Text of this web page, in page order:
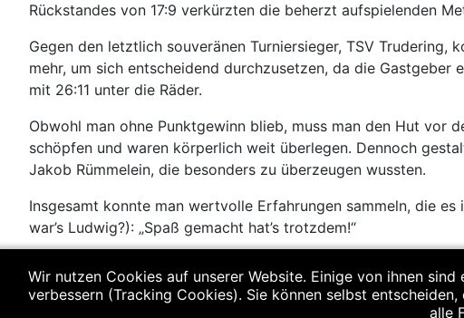
Rückstandes von 17:9 verkürzten die beherzt aufspielenden
Gegen den letztlich souveränen Turniersieger, TSV
mehr, um sich entscheidend durchzusetzen, da die
mit 26:11 unter die Räder.
Obwohl man ohne Punktgewinn blieb, muss man den Hut vor
schöpfen und waren körperlich weit überlegen. Dennoch
Jakob Rümmelein, die besonders zu überzeugen wussten.
Insgesamt konnte man wertvolle Erfahrungen sammeln, die
war’s Ludwig?): „Spaß gemacht hat’s trotzdem!“
Es spielten: Tor: Maxi Blüml, Elias Baranski Feld: Lennox
Wir nutzen Cookies auf unserer Website. Einige von ihnen
verbessern (Tracking Cookies). Sie können selbst
alle